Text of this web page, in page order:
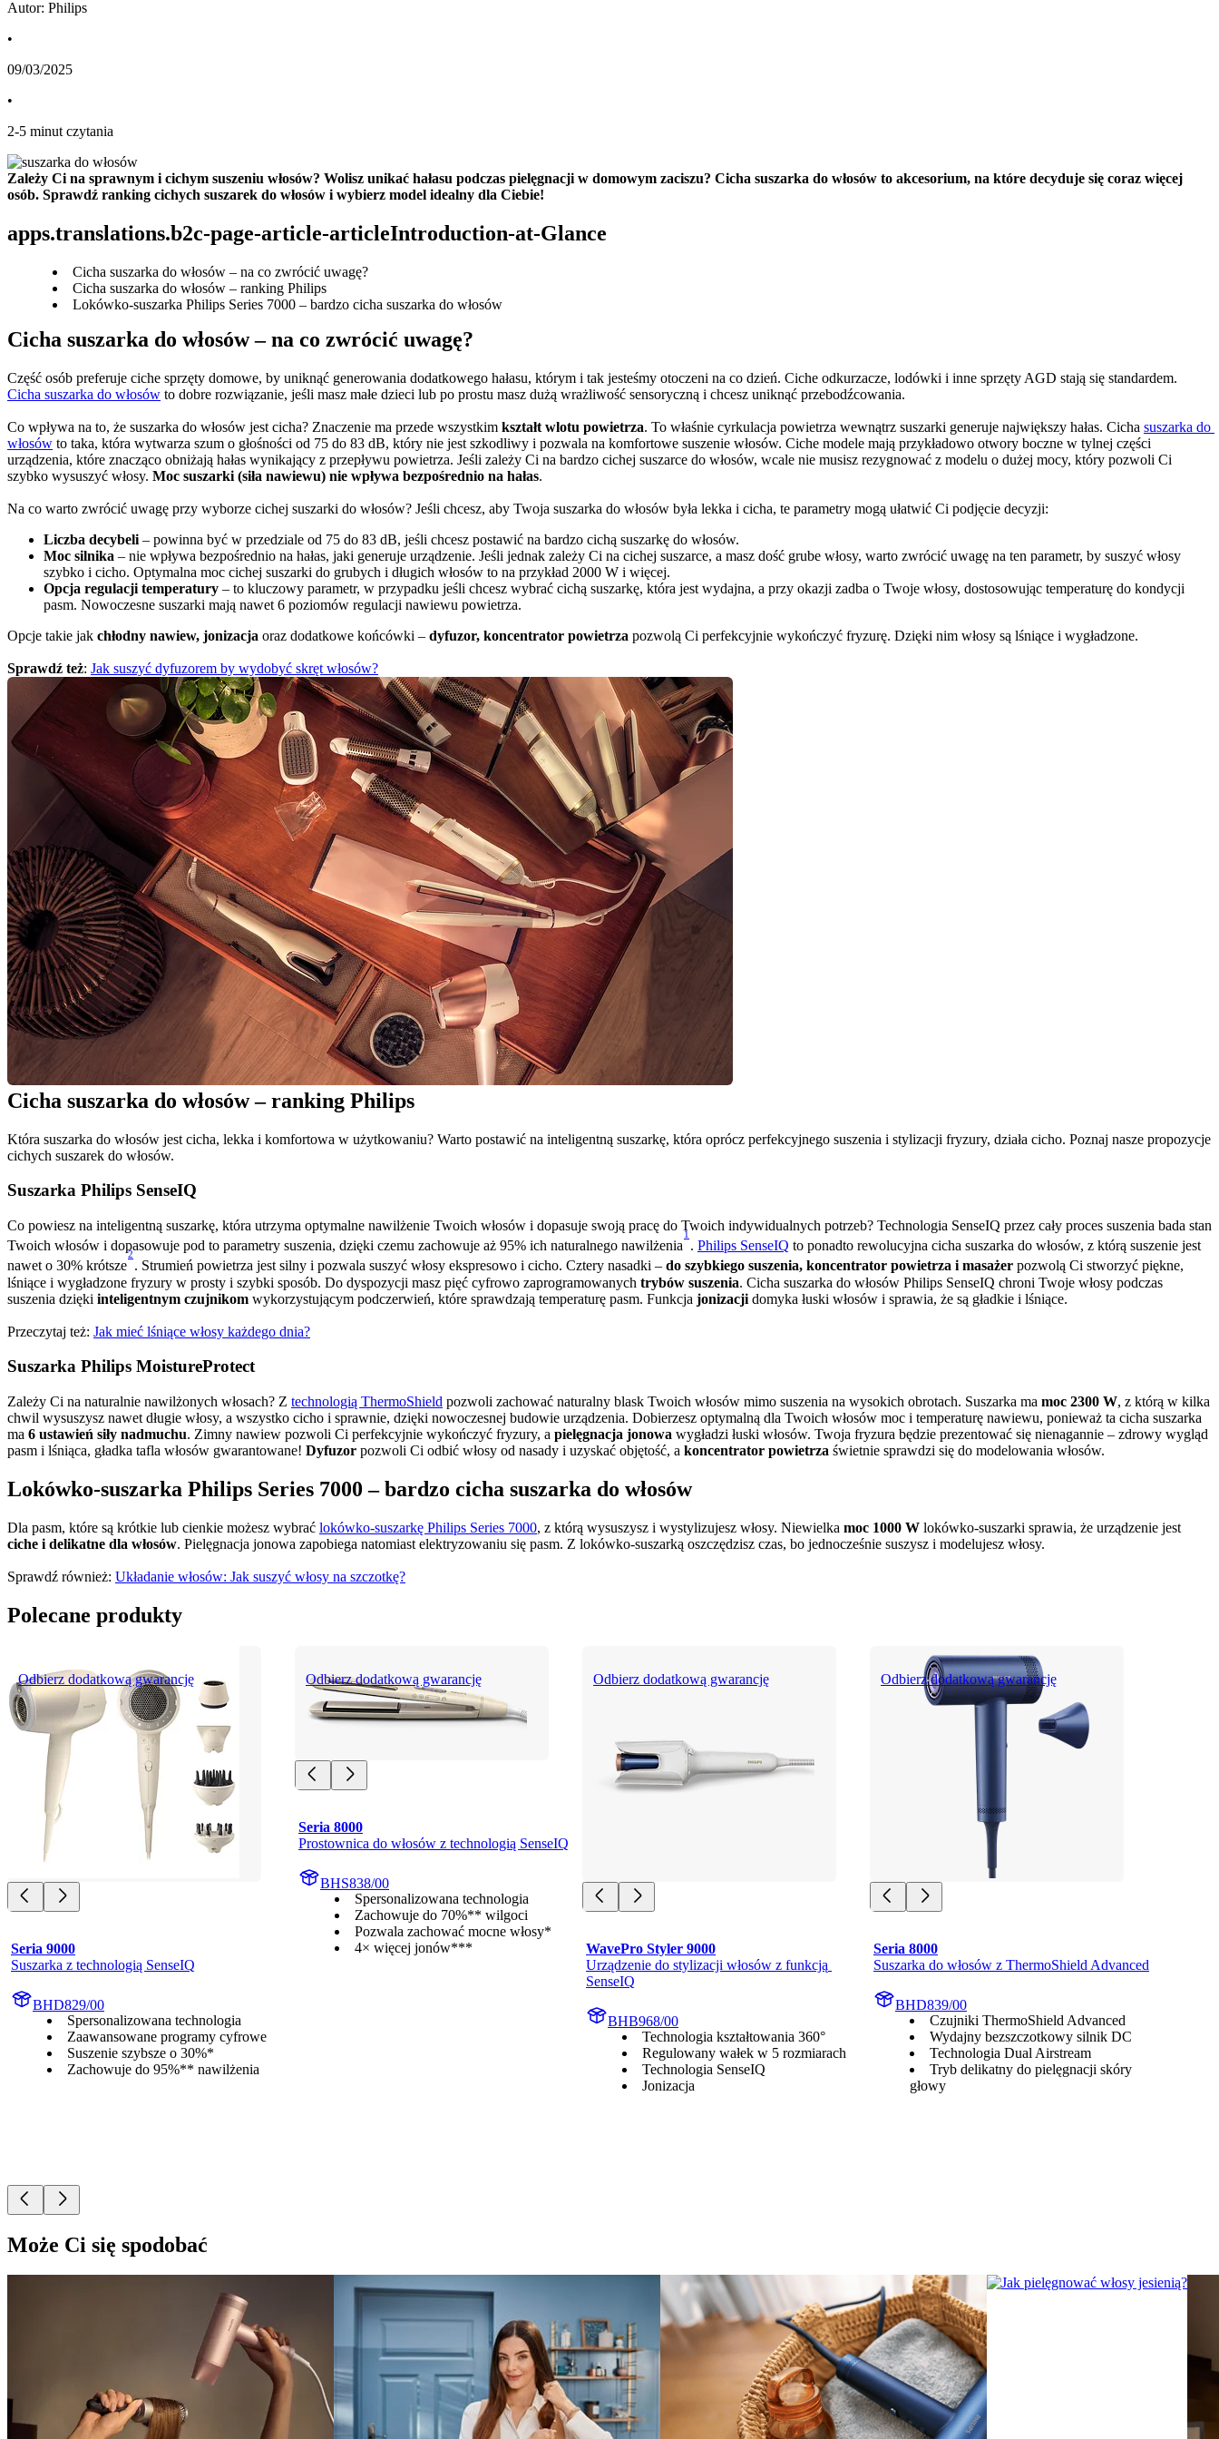
Autor: Philips
•
09/03/2025
•
2-5 minut czytania
Zależy Ci na sprawnym i cichym suszeniu włosów? Wolisz unikać hałasu podczas pielęgnacji w domowym zaciszu? Cicha suszarka do włosów to akcesorium, na które decyduje się coraz więcej
osób. Sprawdź ranking cichych suszarek do włosów i wybierz model idealny dla Ciebie!
apps.translations.b2c-page-article-articleIntroduction-at-Glance
Cicha suszarka do włosów – na co zwrócić uwagę?
Cicha suszarka do włosów – ranking Philips
Lokówko-suszarka Philips Series 7000 – bardzo cicha suszarka do włosów
Cicha suszarka do włosów – na co zwrócić uwagę?
Cicha suszarka do włosów to dobre rozwiązanie, jeśli masz małe dzieci lub po prostu masz dużą wrażliwość sensoryczną i chcesz uniknąć przebodźcowania.
Co wpływa na to, że suszarka do włosów jest cicha? Znaczenie ma przede wszystkim kształt wlotu powietrza. To właśnie cyrkulacja powietrza wewnątrz suszarki generuje największy hałas. Cicha suszarka do
włosów to taka, która wytwarza szum o głośności od 75 do 83 dB, który nie jest szkodliwy i pozwala na komfortowe suszenie włosów. Ciche modele mają przykładowo otwory boczne w tylnej części
urządzenia, które znacząco obniżają hałas wynikający z przepływu powietrza. Jeśli zależy Ci na bardzo cichej suszarce do włosów, wcale nie musisz rezygnować z modelu o dużej mocy, który pozwoli Ci
szybko wysuszyć włosy. Moc suszarki (siła nawiewu) nie wpływa bezpośrednio na hałas.
Na co warto zwrócić uwagę przy wyborze cichej suszarki do włosów? Jeśli chcesz, aby Twoja suszarka do włosów była lekka i cicha, te parametry mogą ułatwić Ci podjęcie decyzji:
Liczba decybeli – powinna być w przedziale od 75 do 83 dB, jeśli chcesz postawić na bardzo cichą suszarkę do włosów.
Moc silnika – nie wpływa bezpośrednio na hałas, jaki generuje urządzenie. Jeśli jednak zależy Ci na cichej suszarce, a masz dość grube włosy, warto zwrócić uwagę na ten parametr, by suszyć włosy
szybko i cicho. Optymalna moc cichej suszarki do grubych i długich włosów to na przykład 2000 W i więcej.
Opcja regulacji temperatury – to kluczowy parametr, w przypadku jeśli chcesz wybrać cichą suszarkę, która jest wydajna, a przy okazji zadba o Twoje włosy, dostosowując temperaturę do kondycji
pasm. Nowoczesne suszarki mają nawet 6 poziomów regulacji nawiewu powietrza.
Opcje takie jak chłodny nawiew, jonizacja oraz dodatkowe końcówki – dyfuzor, koncentrator powietrza pozwolą Ci perfekcyjnie wykończyć fryzurę. Dzięki nim włosy są lśniące i wygładzone.
Sprawdź też: Jak suszyć dyfuzorem by wydobyć skręt włosów?
Cicha suszarka do włosów – ranking Philips
Która suszarka do włosów jest cicha, lekka i komfortowa w użytkowaniu? Warto postawić na inteligentną suszarkę, która oprócz perfekcyjnego suszenia i stylizacji fryzury, działa cicho. Poznaj nasze propozycje
cichych suszarek do włosów.
Suszarka Philips SenseIQ
Co powiesz na inteligentną suszarkę, która utrzyma optymalne nawilżenie Twoich włosów i dopasuje swoją pracę do Twoich indywidualnych potrzeb? Technologia SenseIQ przez cały proces suszenia bada stan
Twoich włosów i dopasowuje pod to parametry suszenia, dzięki czemu zachowuje aż 95% ich naturalnego nawilżenia
1
. Philips SenseIQ to ponadto rewolucyjna cicha suszarka do włosów, z którą suszenie jest
nawet o 30% krótsze
2
. Strumień powietrza jest silny i pozwala suszyć włosy ekspresowo i cicho. Cztery nasadki – do szybkiego suszenia, koncentrator powietrza i masażer pozwolą Ci stworzyć piękne,
lśniące i wygładzone fryzury w prosty i szybki sposób. Do dyspozycji masz pięć cyfrowo zaprogramowanych trybów suszenia. Cicha suszarka do włosów Philips SenseIQ chroni Twoje włosy podczas
suszenia dzięki inteligentnym czujnikom wykorzystującym podczerwień, które sprawdzają temperaturę pasm. Funkcja jonizacji domyka łuski włosów i sprawia, że są gładkie i lśniące.
Przeczytaj też: Jak mieć lśniące włosy każdego dnia?
Suszarka Philips MoistureProtect
Zależy Ci na naturalnie nawilżonych włosach? Z technologią ThermoShield pozwoli zachować naturalny blask Twoich włosów mimo suszenia na wysokich obrotach. Suszarka ma moc 2300 W, z którą w kilka
chwil wysuszysz nawet długie włosy, a wszystko cicho i sprawnie, dzięki nowoczesnej budowie urządzenia. Dobierzesz optymalną dla Twoich włosów moc i temperaturę nawiewu, ponieważ ta cicha suszarka
ma 6 ustawień siły nadmuchu. Zimny nawiew pozwoli Ci perfekcyjnie wykończyć fryzury, a pielęgnacja jonowa wygładzi łuski włosów. Twoja fryzura będzie prezentować się nienagannie – zdrowy wygląd
pasm i lśniąca, gładka tafla włosów gwarantowane! Dyfuzor pozwoli Ci odbić włosy od nasady i uzyskać objętość, a koncentrator powietrza świetnie sprawdzi się do modelowania włosów.
Lokówko-suszarka Philips Series 7000 – bardzo cicha suszarka do włosów
Dla pasm, które są krótkie lub cienkie możesz wybrać lokówko-suszarkę Philips Series 7000, z którą wysuszysz i wystylizujesz włosy. Niewielka moc 1000 W
ciche i delikatne dla włosów. Pielęgnacja jonowa zapobiega natomiast elektryzowaniu się pasm. Z lokówko-suszarką oszczędzisz czas, bo jednocześnie suszysz i modelujesz włosy.
Sprawdź również: Układanie włosów: Jak suszyć włosy na szczotkę?
Polecane produkty
Odbierz dodatkową gwarancję
Seria 9000
Suszarka z technologią SenseIQ
BHD829/00
Spersonalizowana technologia
Zaawansowane programy cyfrowe
Suszenie szybsze o 30%*
Zachowuje do 95%** nawilżenia
Odbierz dodatkową gwarancję
Seria 8000
Prostownica do włosów z technologią SenseIQ
BHS838/00
Spersonalizowana technologia
Zachowuje do 70%** wilgoci
Pozwala zachować mocne włosy*
4× więcej jonów***
Odbierz dodatkową gwarancję
WavePro Styler 9000
Urządzenie do stylizacji włosów z funkcją
SenseIQ
BHB968/00
Technologia kształtowania 360°
Regulowany wałek w 5 rozmiarach
Technologia SenseIQ
Jonizacja
Odbierz dodatkową gwarancję
Seria 8000
Suszarka do włosów z ThermoShield Advanced
BHD839/00
Czujniki ThermoShield Advanced
Wydajny bezszczotkowy silnik DC
Technologia Dual Airstream
Tryb delikatny do pielęgnacji skóry
głowy
Może Ci się spodobać